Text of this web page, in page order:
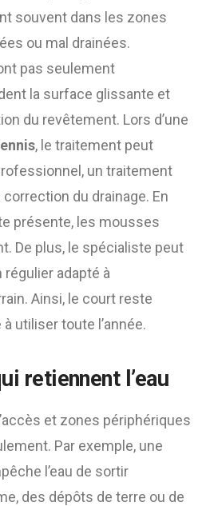
souvent dans les zones
ou mal drainées.
pas seulement
la surface glissante et
du revêtement. Lors d’une
, le traitement peut
un traitement
du drainage. En
présente, les mousses
De plus, le spécialiste peut
adapté à
Ainsi, le court reste
utiliser toute l’année.
retiennent l’eau
et zones périphériques
Par exemple, une
l’eau de sortir
des dépôts de terre ou de